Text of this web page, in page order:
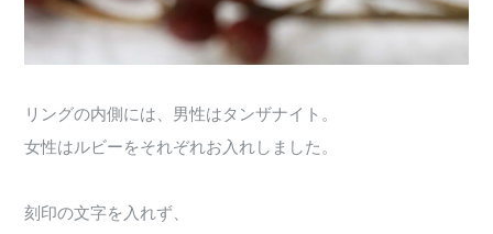
リングの内側には、男性はタンザナイト。
女性はルビーをそれぞれお入れしました。
刻印の文字を入れず、